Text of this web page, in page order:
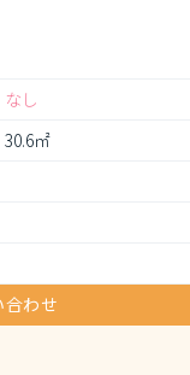
なし
30.6㎡
わせ